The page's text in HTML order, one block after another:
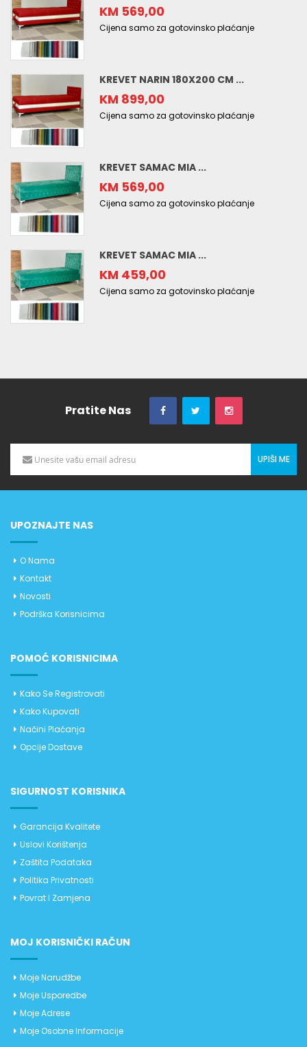
KM 569,00
Cijena samo za gotovinsko plaćanje
KREVET NARIN 180X200 CM ...
KM 899,00
Cijena samo za gotovinsko plaćanje
KREVET SAMAC MIA ...
KM 569,00
Cijena samo za gotovinsko plaćanje
KREVET SAMAC MIA ...
KM 459,00
Cijena samo za gotovinsko plaćanje
Pratite Nas
UPIŠI ME
UPOZNAJTE NAS
O Nama
Kontakt
Novosti
Podrška Korisnicima
POMOĆ KORISNICIMA
Kako Se Registrovati
Kako Kupovati
Načini Plaćanja
Opcije Dostave
SIGURNOST KORISNIKA
Garancija Kvalitete
Uslovi Korištenja
Zaštita Podataka
Politika Privatnosti
Povrat I Zamjena
MOJ KORISNIČKI RAČUN
Moje Narudžbe
Moje Usporedbe
Moje Adrese
Moje Osobne Informacije